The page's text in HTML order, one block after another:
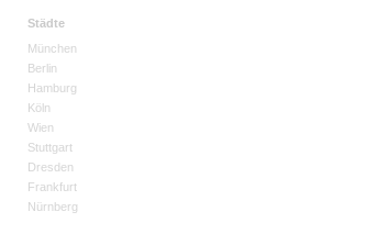
Städte
München
Berlin
Hamburg
Köln
Wien
Stuttgart
Dresden
Frankfurt
Nürnberg